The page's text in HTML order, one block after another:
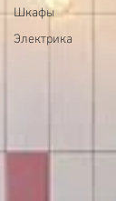
Шкафы
Электрика